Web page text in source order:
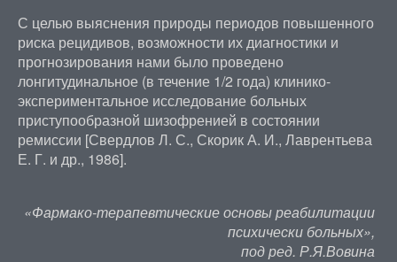
С целью выяснения природы периодов повышенного
риска рецидивов, возможности их диагностики и
прогнозирования нами было проведено
лонгитудинальное (в течение 1/2 года) клинико-
экспериментальное исследование больных
приступообразной шизофренией в состоянии
ремиссии [Свердлов Л. С., Скорик А. И., Лаврентьева
Е. Г. и др., 1986].
«Фармако-терапевтические основы реабилитации
психически больных»,
под ред. Р.Я.Вовина